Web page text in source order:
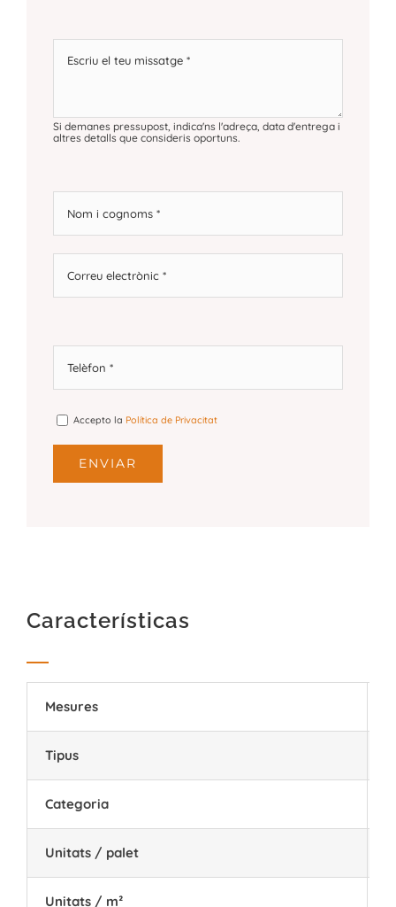
Si demanes pressupost, indica'ns l'adreça, data d'entrega i
altres detalls que consideris oportuns.
Accepto la Política de Privacitat
Características
Mesures
Tipus
Categoria
Unitats / palet
Unitats / m²